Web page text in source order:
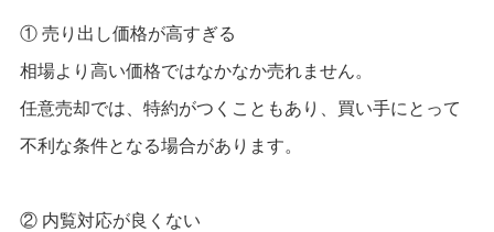
① 売り出し価格が高すぎる
相場より高い価格ではなかなか売れません。
任意売却では、特約がつくこともあり、買い手にとって
不利な条件となる場合があります。
② 内覧対応が良くない